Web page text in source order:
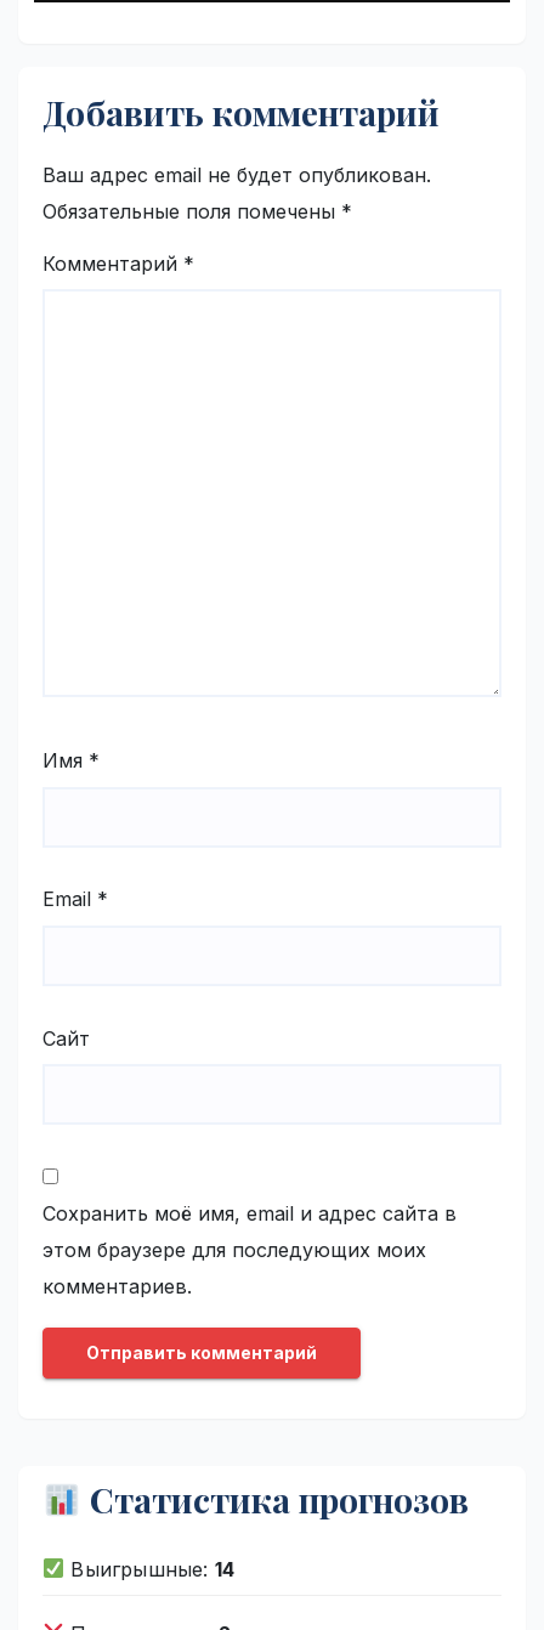
Добавить комментарий
Ваш адрес email не будет опубликован.
Обязательные поля помечены *
Комментарий *
Имя *
Email *
Сайт
Сохранить моё имя, email и адрес сайта в
этом браузере для последующих моих
комментариев.
Статистика прогнозов
Выигрышные: 14